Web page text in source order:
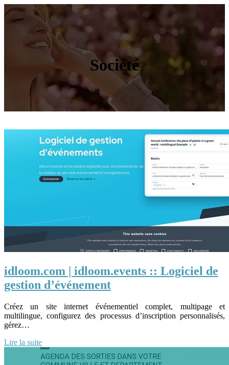
Société
idloom.com | idloom.events :: Logiciel de
gestion d’événement
Créez un site internet événementiel complet, multipage et
multilingue, configurez des processus d’inscription personnalisés,
gérez…
Lire la suite